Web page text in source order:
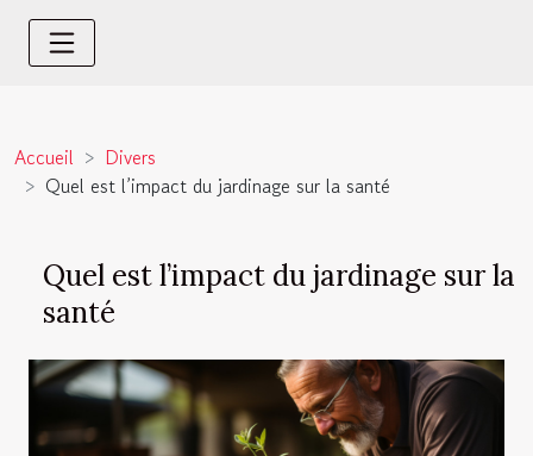
Accueil
Divers
Quel est l’impact du jardinage sur la santé
Quel est l’impact du jardinage sur la
santé